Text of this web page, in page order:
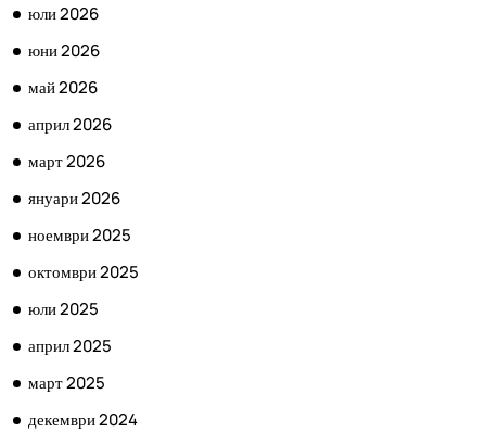
юли 2026
юни 2026
май 2026
април 2026
март 2026
януари 2026
ноември 2025
октомври 2025
юли 2025
април 2025
март 2025
декември 2024